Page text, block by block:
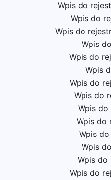
Wpis do
Wpis do
Wpis do
Wpis
Wpis do
Wpis
Wpis do
Wpis do
Wpis do
Wpis do
Wpis
Wpis
Wpis do
Wpis do